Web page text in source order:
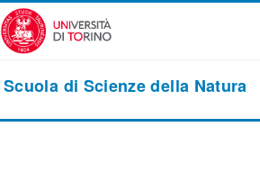
Vai al contenuto principale
Scuola di Scienze della Natura